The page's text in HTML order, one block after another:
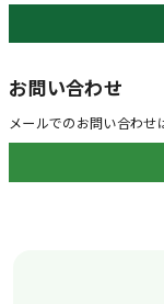
お問い合わせ
メールでのお問い合わせ